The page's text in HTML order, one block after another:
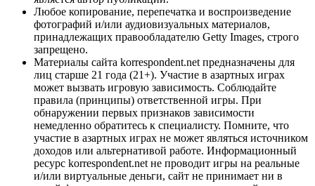
Любое копирование, перепечатка и воспроизведение
фотографий и/или аудиовизуальных материалов,
принадлежащих правообладателю Getty Images, строго
запрещено.
Материалы сайта korrespondent.net предназначены для
лиц старше 21 года (21+). Участие в азартных играх
может вызвать игровую зависимость. Соблюдайте
правила (принципы) ответственной игры. При
обнаружении первых признаков зависимости
немедленно обратитесь к специалисту. Помните, что
участие в азартных играх не может являться источником
доходов или альтернативой работе. Информационный
ресурс korrespondent.net не проводит игры на реальные
и/или виртуальные деньги, сайт не принимает ни в